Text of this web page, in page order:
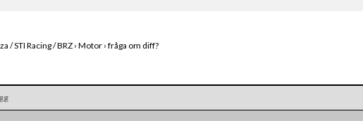
/ STI Racing / BRZ › Motor › fråga om diff?